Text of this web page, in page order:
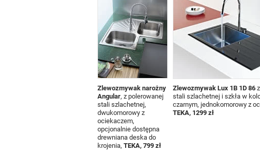
Zlewozmywak narożny
Angular, z polerowanej
stali szlachetnej,
dwukomorowy z
ociekaczem,
opcjonalnie dostępna
drewniana deska do
krojenia, TEKA, 799 zł
Zlewozmywak Lux 1B 1D 86
stali szlachetnej i szkła w
czarnym, jednokomorowy z
TEKA, 1299 zł